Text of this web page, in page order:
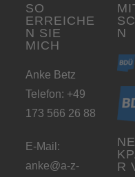
SO
ERREICHE
N SIE
MICH
Anke Betz
Telefon: +49
173 566 26 88
E-Mail:
anke@a-z-
N
R